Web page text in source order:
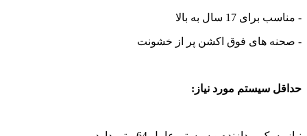
- مناسب برای 17 سال به بالا
- صحنه های فوق اکشن پر از خشونت
حداقل سیستم مورد نیاز: